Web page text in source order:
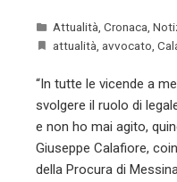
Attualità, Cronaca,
attualità, avvocato,
“In tutte le vicende a
svolgere il ruolo di
e non ho mai agito,
Giuseppe Calafiore,
della Procura di